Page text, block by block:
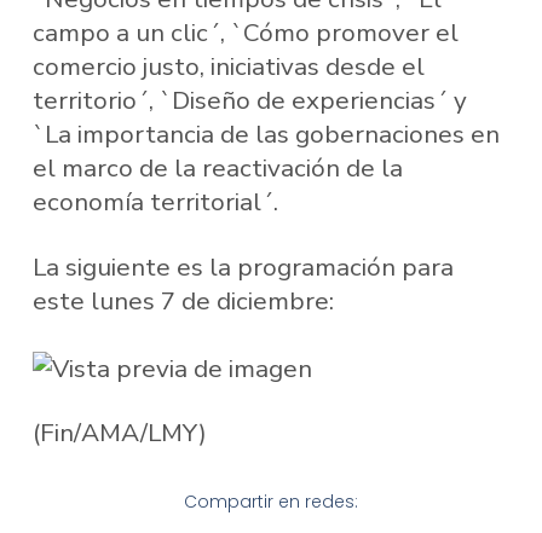
campo a un clic´, `Cómo promover el
comercio justo, iniciativas desde el
territorio´, `Diseño de experiencias´ y
`La importancia de las gobernaciones en
el marco de la reactivación de la
economía territorial´.
La siguiente es la programación para
este lunes 7 de diciembre:
(Fin/AMA/LMY)
Compartir en redes: